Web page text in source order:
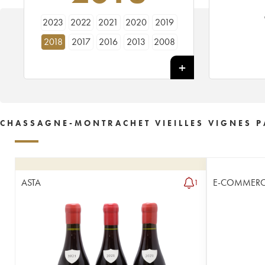
2023 2022 2021 2020
2019
2018
2017 2016 2013 2008
CHASSAGNE-MONTRACHET VIEILLES VIGNES
ASTA 1 E-